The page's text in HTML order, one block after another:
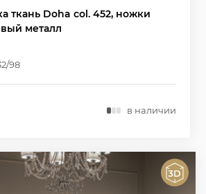
ткань Doha col. 452, ножки
металл
98
в наличии